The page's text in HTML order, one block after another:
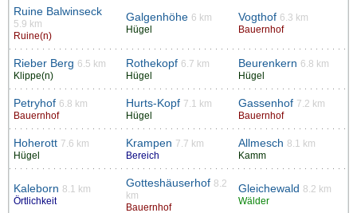
Ruine Balwinseck
5.9 km
Ruine(n)
Galgenhöhe 6 km
Hügel
Vogthof 6.3 km
Bauernhof
Rieber Berg 6.5 km
Klippe(n)
Rothekopf 6.7 km
Hügel
Beurenkern 6.8 km
Hügel
Petryhof 6.8 km
Bauernhof
Hurts-Kopf 7.1 km
Hügel
Gassenhof 7.2 km
Bauernhof
Hoherott 7.6 km
Hügel
Krampen 7.7 km
Bereich
Allmesch 8.1 km
Kamm
Kaleborn 8.1 km
Örtlichkeit
Gotteshäuserhof 8.2
km
Bauernhof
Gleichewald 8.2 km
Wälder